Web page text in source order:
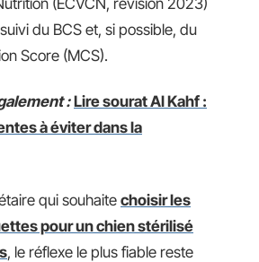
du BCS et, si possible, du
Score (MCS).
: Lire sourat Al Kahf :
à éviter dans la
qui souhaite choisir les
pour un chien stérilisé
, le réflexe le plus fiable reste